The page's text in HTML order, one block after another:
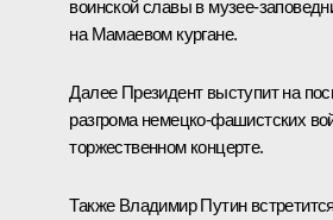
воинской славы в музее-
на Мамаевом кургане.
Далее Президент выступит на
разгрома немецко-фашистских
торжественном концерте.
Также Владимир Путин